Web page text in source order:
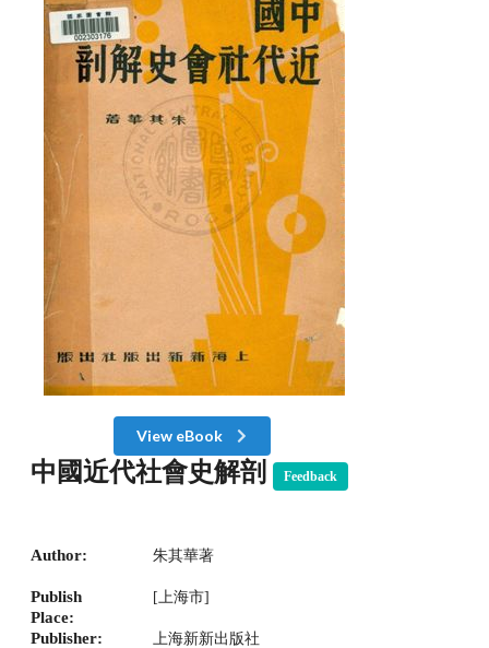
View eBook
中國近代社會史解剖 Feedback
Author: 朱其華著
Publish
Place:
[上海市]
Publisher: 上海新新出版社